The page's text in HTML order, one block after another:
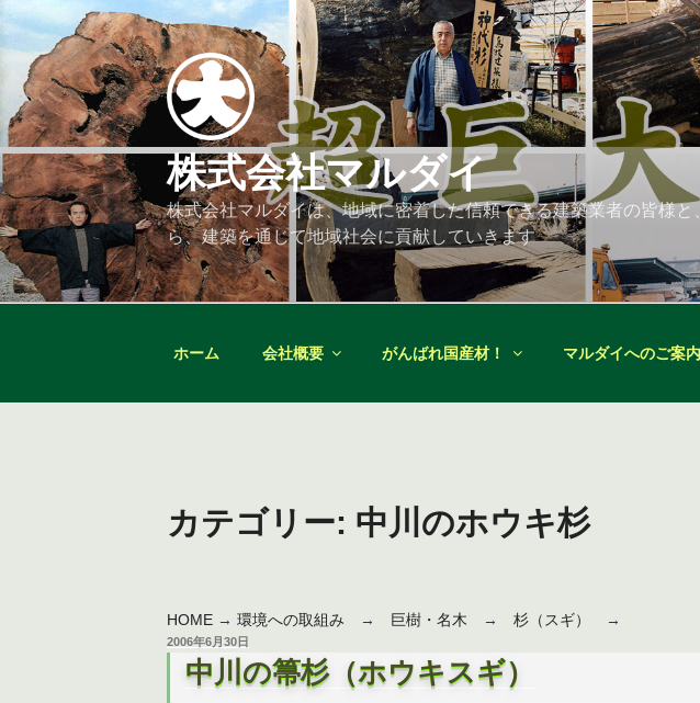
コ
ン
ツ
へ
ス
キ
ッ
プ
株式会社マルダイ
株式会社マルダイは、地域に密着した信頼できる建築業者の皆様
ら、建築を通じて地域社会に貢献していきます
ホーム 会社概要 がんばれ国産材！ マルダイへのご案
カテゴリー: 中川のホウキ杉
HOME → 環境への取組み → 巨樹・名木 → 杉（スギ） →
投
2006年6月30日
中川の箒杉（ホウキスギ）